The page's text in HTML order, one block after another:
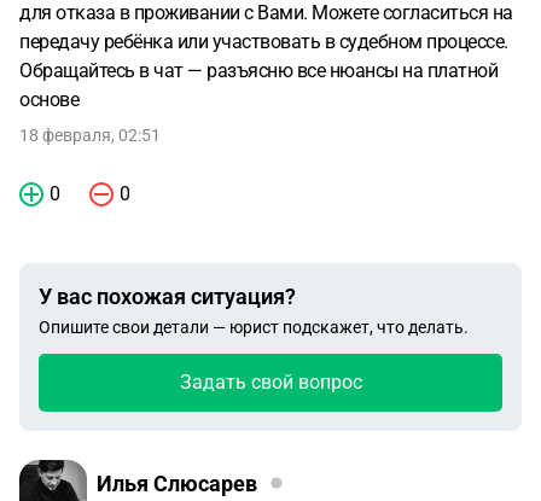
для отказа в проживании с Вами. Можете согласиться на
передачу ребёнка или участвовать в судебном процессе.
Обращайтесь в чат — разъясню все нюансы на платной
основе
18 февраля, 02:51
0 0
У вас похожая ситуация?
Опишите свои детали — юрист подскажет, что делать.
Задать свой вопрос
Илья Слюсарев